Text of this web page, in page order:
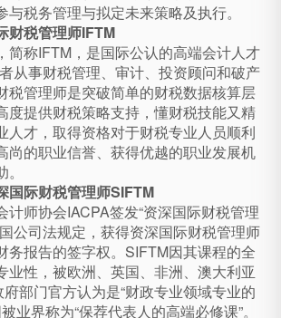
与税务管理与拟定未来策略及执行。
财税管理师IFTM
简称IFTM，是国际公认的高端会计人才
从事财税管理、审计、投资顾问和破产
税管理师是突破简单的财税数据核算层
度提供财税策略支持，懂财税技能又精
人才，取得资格对于财税专业人员顺利
尚的职业信誉、获得优越的职业发展机
国际财税管理师SIFTM
计师协会IACPA签发“资深国际财税管理
公司法规定，获得资深国际财税管理师
务报告的签字权。SIFTM因其课程的全
业性，被欧洲、英国、非洲、澳大利亚
部门官方认为是“财政专业领域专业的
业界称为“保荐代表人的高端必修课”。